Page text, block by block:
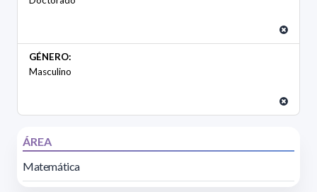
GÉNERO:
Masculino
ÁREA
Matemática